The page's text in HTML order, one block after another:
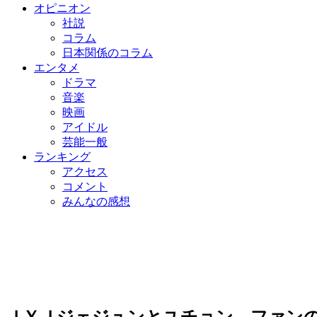
オピニオン
社説
コラム
日本関係のコラム
エンタメ
ドラマ
音楽
映画
アイドル
芸能一般
ランキング
アクセス
コメント
みんなの感想